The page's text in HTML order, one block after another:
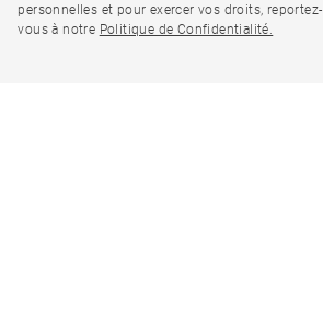
personnelles et pour exercer vos droits, reportez-
vous à notre Politique de Confidentialité.